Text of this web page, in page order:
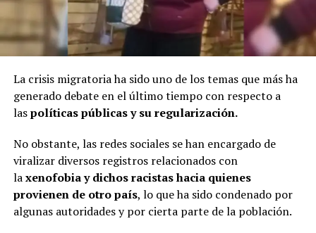
La crisis migratoria ha sido uno de los temas que más ha
generado debate en el último tiempo con respecto a
laspolíticas públicas y su regularización.
No obstante, las redes sociales se han encargado de
viralizar diversos registros relacionados con
laxenofobia y dichos racistas hacia quienes
provienen de otro país, lo que ha sido condenado por
algunas autoridades y por cierta parte de la población.